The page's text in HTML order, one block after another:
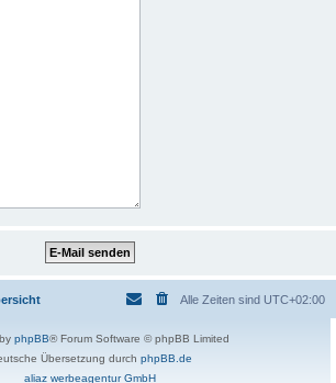
Alle Zeiten sind UTC+02:00
phpBB® Forum Software © phpBB Limited
Übersetzung durch phpBB.de
aliaz werbeagentur GmbH